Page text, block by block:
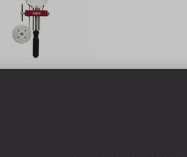
5000 mm | Peso 1,29 kg